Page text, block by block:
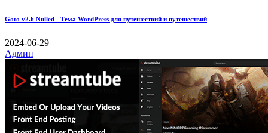
Goto v2.6 Nulled - Тема WordPress для путешествий и путешествий
2024-06-29
Админ